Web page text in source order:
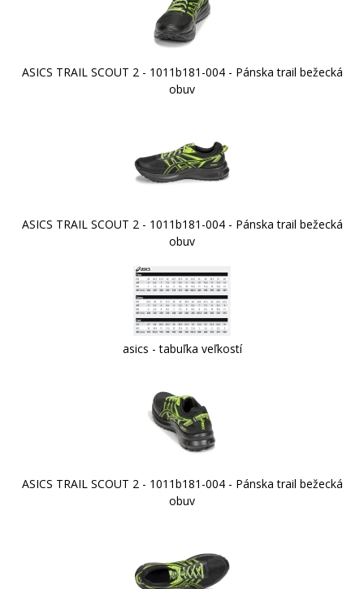
ASICS TRAIL SCOUT 2 - 1011b181-004 - Pánska trail bežecká
obuv
ASICS TRAIL SCOUT 2 - 1011b181-004 - Pánska trail bežecká
obuv
asics - tabuľka veľkostí
ASICS TRAIL SCOUT 2 - 1011b181-004 - Pánska trail bežecká
obuv